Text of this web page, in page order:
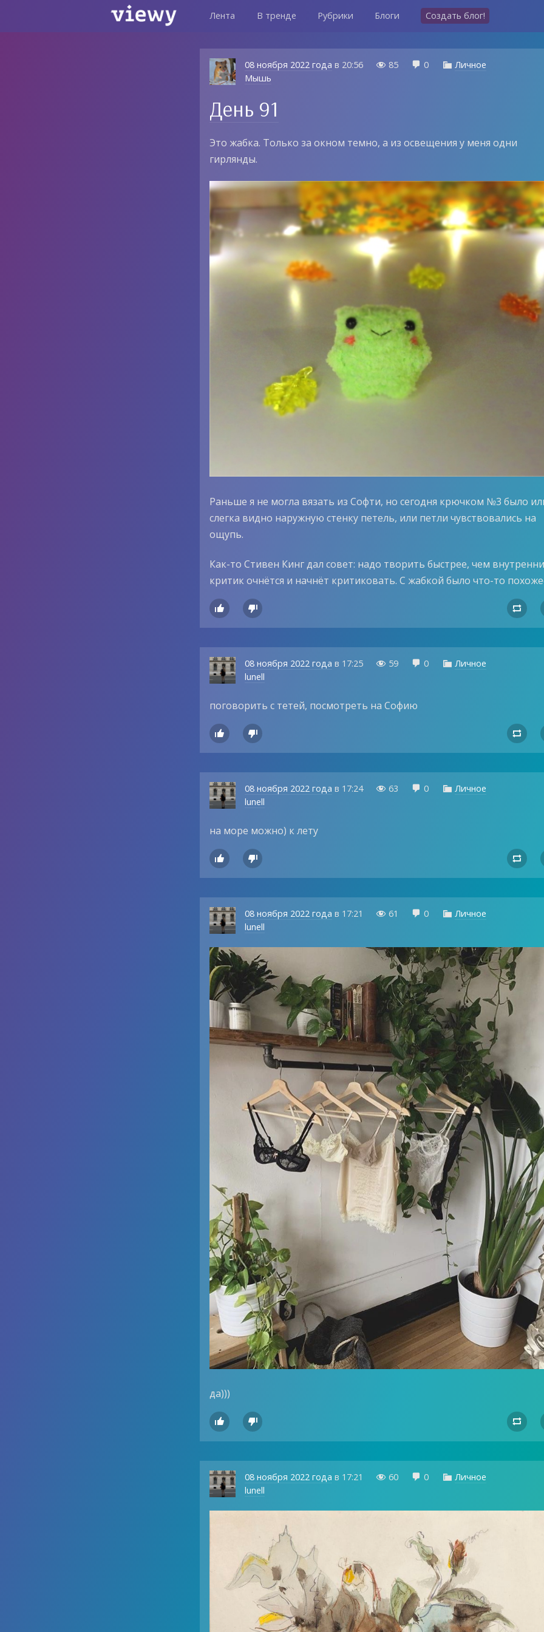
Лента В тренде Рубрики Блоги Создать блог!
08 ноября 2022 года в 20:56  85  0  Личное
Мышь
День 91
Это жабка. Только за окном темно, а из освещения у меня одни
гирлянды.
Раньше я не могла вязать из Софти, но сегодня крючком №3 было
слегка видно наружную стенку петель, или петли чувствовались на
ощупь.
Как-то Стивен Кинг дал совет: надо творить быстрее, чем
критик очнётся и начнёт критиковать. С жабкой было что-то
  
08 ноября 2022 года в 17:25  59  0  Личное
lunell
поговорить с тетей, посмотреть на Софию
  
08 ноября 2022 года в 17:24  63  0  Личное
lunell
на море можно) к лету
  
08 ноября 2022 года в 17:21  61  0  Личное
lunell
да)))
  
08 ноября 2022 года в 17:21  60  0  Личное
lunell